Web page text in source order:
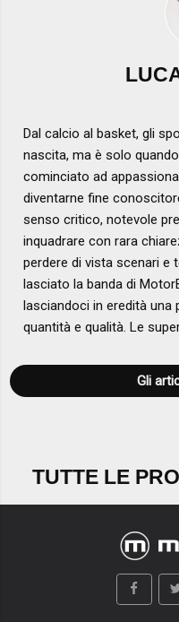
Dal calcio al basket, gli
nascita, ma è solo
cominciato ad
diventarne fine
senso critico, notevole
inquadrare con rara
perdere di vista scenari e
lasciato la banda di
lasciandoci in eredità
quantità e qualità. Le
Gli
TUTTE LE